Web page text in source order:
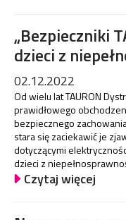
„Bezpieczniki
dzieci z
02.12.2022
Od wielu lat TAURON
prawidłowego
bezpiecznego
stara się zaciekawić je
dotyczącymi
dzieci z
Czytaj więcej